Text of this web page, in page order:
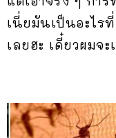
เนี่ยมันเป็นอะไร
เลยฮะ เดี๋ยวผมจ